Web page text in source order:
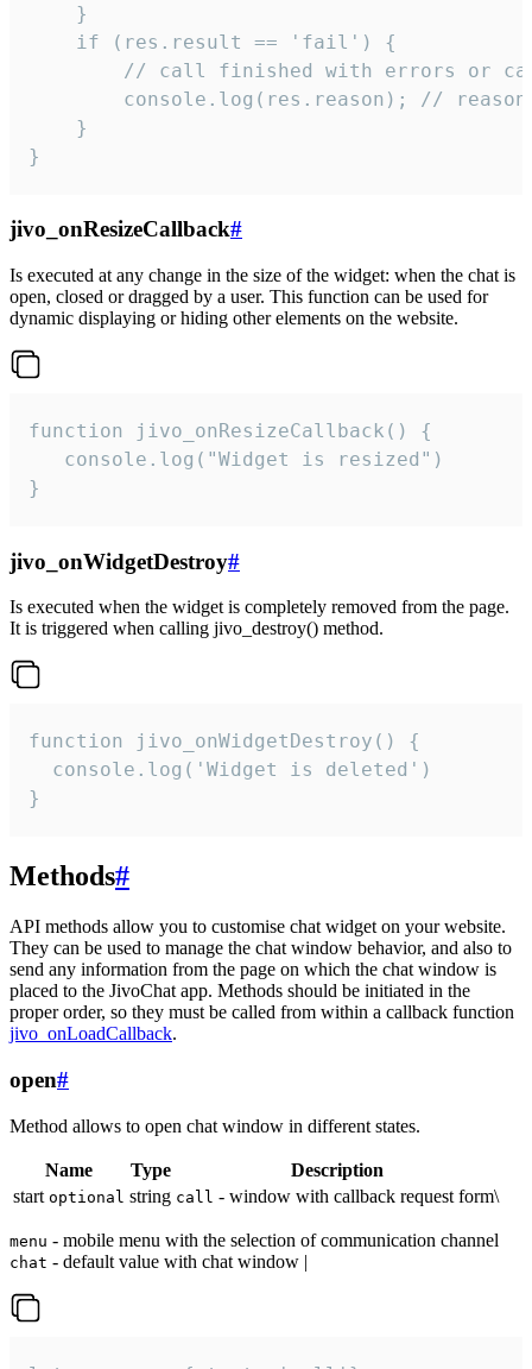
    }
    if (res.result == 'fail') {
// call finished with errors or
console.log(res.reason); //
    }
}
jivo_onResizeCallback#
Is executed at any change in the size of the widget: when the chat is
open, closed or dragged by a user. This function can be used for
dynamic displaying or hiding other elements on the website.
function jivo_onResizeCallback() {
   console.log("Widget is resized")
}
jivo_onWidgetDestroy#
Is executed when the widget is completely removed from the page.
It is triggered when calling jivo_destroy() method.
function jivo_onWidgetDestroy() {
  console.log('Widget is deleted')
}
Methods#
API methods allow you to customise chat widget on your website.
They can be used to manage the chat window behavior, and also to
send any information from the page on which the chat window is
placed to the JivoChat app. Methods should be initiated in the
proper order, so they must be called from within a callback function
jivo_onLoadCallback.
open#
Method allows to open chat window in different states.
Name Type
Description
start optional string call - window with callback request form\
menu - mobile menu with the selection of communication channel
chat - default value with chat window |